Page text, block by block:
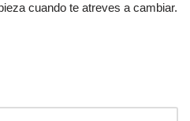
cuando te atreves a cambiar.